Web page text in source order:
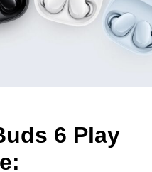
6 Play